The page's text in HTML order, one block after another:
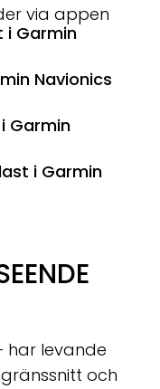
via appen
i Garmin
Navionics
Garmin
i Garmin
har levande
och